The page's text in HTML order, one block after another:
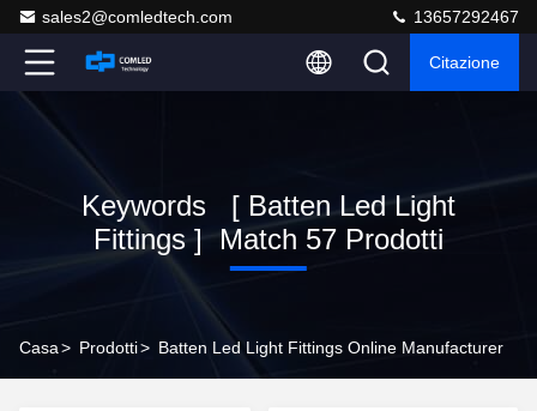
sales2@comledtech.com 13657292467
Citazione
Keywords [ Batten Led Light
Fittings ] Match 57 Prodotti
Casa> Prodotti> Batten Led Light Fittings Online Manufacturer